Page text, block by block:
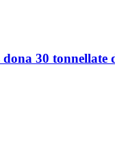
dona 30